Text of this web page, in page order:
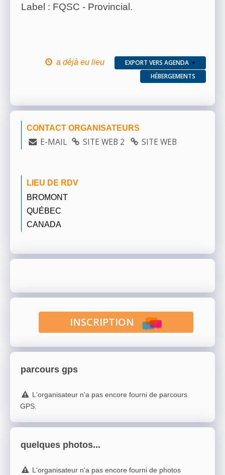
Label : FQSC - Provincial.
a déjà eu lieu
EXPORT VERS AGENDA
HÉBERGEMENTS
CONTACT ORGANISATEURS
E-MAIL SITE WEB 2 SITE WEB
LIEU DE RDV
BROMONT
QUÉBEC
CANADA
INSCRIPTION
parcours gps
L'organisateur n'a pas encore fourni de parcours
GPS.
quelques photos...
L'organisateur n'a pas encore fourni de photos